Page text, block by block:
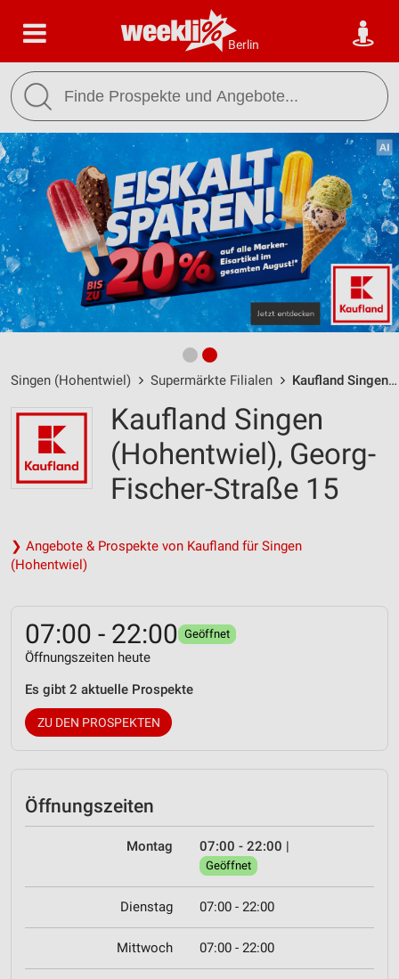
Berlin
Singen (Hohentwiel) Supermärkte Filialen Kaufland Singen (Hohentwiel) / Georg-Fischer-Straße 15 - Öffnungszeiten & Adresse
Kaufland Singen
(Hohentwiel), Georg-
Fischer-Straße 15
❯ Angebote & Prospekte von Kaufland für Singen
(Hohentwiel)
07:00 - 22:00 Geöffnet
Öffnungszeiten heute
Es gibt 2 aktuelle Prospekte
ZU DEN PROSPEKTEN
Öffnungszeiten
Montag 07:00 - 22:00 |
Geöffnet
Dienstag 07:00 - 22:00
Mittwoch 07:00 - 22:00